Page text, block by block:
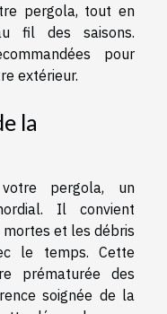
pergola, tout en
fil des saisons.
pour
extérieur.
la
pergola, un
Il convient
et les débris
le temps. Cette
prématurée des
soignée de la